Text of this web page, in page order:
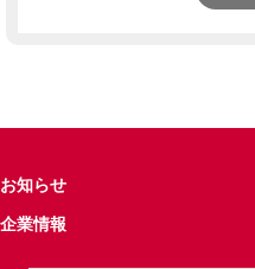
お知らせ
企業情報